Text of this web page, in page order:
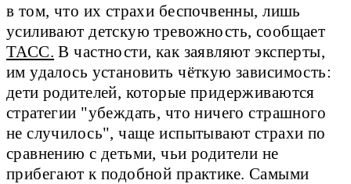
в том, что их страхи беспочвенны, лишь
усиливают детскую тревожность, сообщает
ТАСС. В частности, как заявляют эксперты,
им удалось установить чёткую зависимость:
дети родителей, которые придерживаются
стратегии "убеждать, что ничего страшного
не случилось", чаще испытывают страхи по
сравнению с детьми, чьи родители не
прибегают к подобной практике. Самыми